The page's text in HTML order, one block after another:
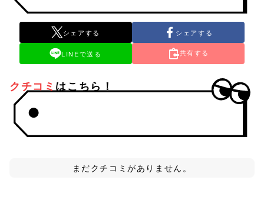
シェアする シェアする
LINEで送る 共有する
クチコミ はこちら！
まだクチコミがありません。